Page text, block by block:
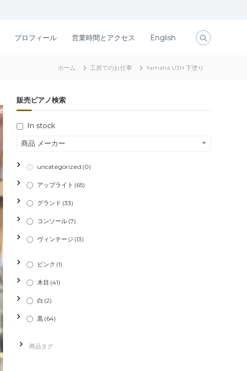
プロフィール 営業時間とアクセス English
ホーム 工房でのお仕事 Yamaha U3H 下塗り
販売ピアノ検索
In stock
商品 メーカー
uncategorized (0)
アップライト (65)
グランド (33)
コンソール (7)
ヴィンテージ (13)
ピンク (1)
木目 (41)
白 (2)
黒 (64)